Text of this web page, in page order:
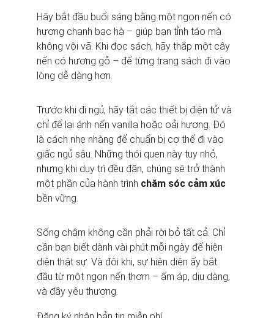
Hãy bắt đầu buổi sáng bằng một ngọn nến có
hương chanh bạc hà – giúp bạn tỉnh táo mà
không vội vã. Khi đọc sách, hãy thắp một cây
nến có hương gỗ – để từng trang sách đi vào
lòng dễ dàng hơn.
Trước khi đi ngủ, hãy tắt các thiết bị điện tử và
chỉ để lại ánh nến vanilla hoặc oải hương. Đó
là cách nhẹ nhàng để chuẩn bị cơ thể đi vào
giấc ngủ sâu. Những thói quen này tuy nhỏ,
nhưng khi duy trì đều đặn, chúng sẽ trở thành
một phần của hành trình chăm sóc cảm xúc
bền vững.
Sống chậm không cần phải rời bỏ tất cả. Chỉ
cần bạn biết dành vài phút mỗi ngày để hiện
diện thật sự. Và đôi khi, sự hiện diện ấy bắt
đầu từ một ngọn nến thơm – ấm áp, dịu dàng,
và đầy yêu thương.